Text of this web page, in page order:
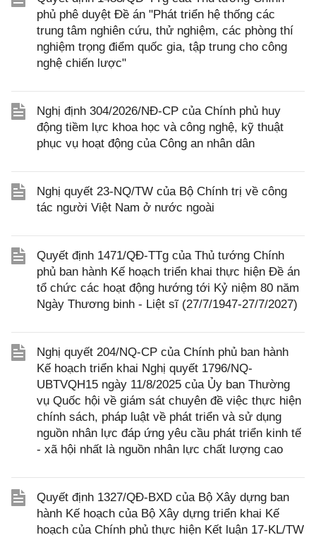
phủ phê duyệt Đề án "Phát triển hệ thống các
trung tâm nghiên cứu, thử nghiệm, các phòng thí
nghiệm trọng điểm quốc gia, tập trung cho công
nghệ chiến lược"
Nghị định 304/2026/NĐ-CP của Chính phủ huy
động tiềm lực khoa học và công nghệ, kỹ thuật
phục vụ hoạt động của Công an nhân dân
Nghị quyết 23-NQ/TW của Bộ Chính trị về công
tác người Việt Nam ở nước ngoài
Quyết định 1471/QĐ-TTg của Thủ tướng Chính
phủ ban hành Kế hoạch triển khai thực hiện Đề án
tổ chức các hoạt động hướng tới Kỷ niệm 80 năm
Ngày Thương binh - Liệt sĩ (27/7/1947-27/7/2027)
Nghị quyết 204/NQ-CP của Chính phủ ban hành
Kế hoạch triển khai Nghị quyết 1796/NQ-
UBTVQH15 ngày 11/8/2025 của Ủy ban Thường
vụ Quốc hội về giám sát chuyên đề việc thực hiện
chính sách, pháp luật về phát triển và sử dụng
nguồn nhân lực đáp ứng yêu cầu phát triển kinh tế
- xã hội nhất là nguồn nhân lực chất lượng cao
Quyết định 1327/QĐ-BXD của Bộ Xây dựng ban
hành Kế hoạch của Bộ Xây dựng triển khai Kế
hoạch của Chính phủ thực hiện Kết luận 17-KL/TW